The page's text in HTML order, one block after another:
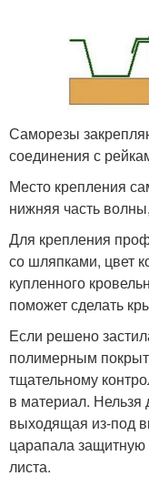
Саморезы
соединения с
Место крепления
нижняя часть
Для крепления
со шляпками, цвет
купленного
поможет сделать
Если решено
полимерным
тщательному
в материал. Нельзя
выходящая из-под
царапала
листа.